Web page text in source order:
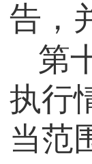
告，
第
执行
当范